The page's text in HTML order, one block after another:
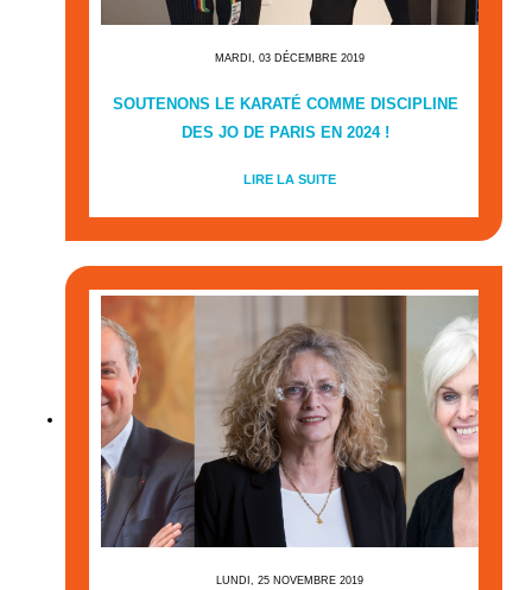
MARDI, 03 DÉCEMBRE 2019
SOUTENONS LE KARATÉ COMME DISCIPLINE
DES JO DE PARIS EN 2024 !
LIRE LA SUITE
LUNDI, 25 NOVEMBRE 2019